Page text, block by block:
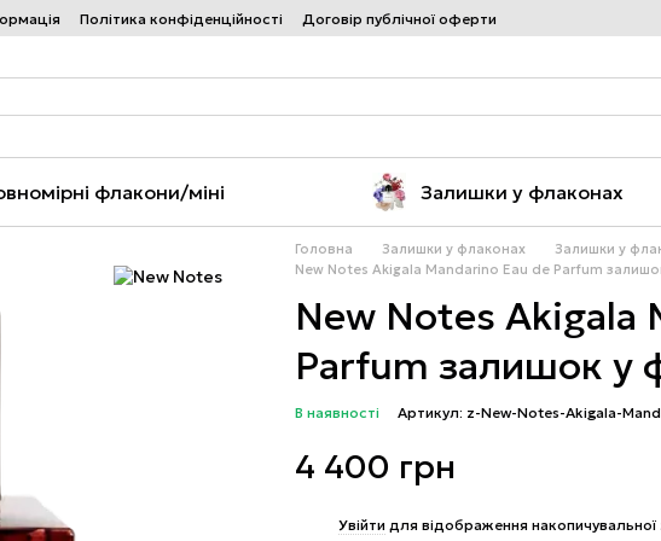
Політика конфіденційності Договір публічної оферти
флакони/міні Залишки у флаконах
Головна Залишки у флаконах
Залишки у
New Notes Akigala Mandarino Eau de Parfum
New Notes Akigala
Parfum залишок у
В наявності Артикул: z-New-Notes-Akigala-
4 400 грн
Увійти для відображення накопичувальної